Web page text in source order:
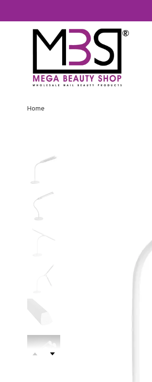
Home